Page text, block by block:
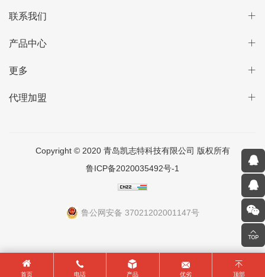
联系我们
产品中心
更多
代理加盟
Copyright © 2020 青岛凯志特科技有限公司 版权所有
鲁ICP备2020035492号-1
鲁公网安备 37021202001147号
首页 电话 产品 优劣 顶部